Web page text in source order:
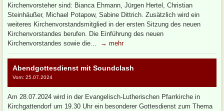
Kirchenvorsteher sind: Bianca Ehmann, Jürgen Hertel, Christian
Steinhäußer, Michael Potapow, Sabine Dittrich. Zusätzlich wird ein
weiteres Kirchenvorstandsmitglied in der ersten Sitzung des neuen
Kirchenvorstandes berufen. Die Einführung des neuen
Kirchenvorstandes sowie die...
→ mehr
Abendgottesdienst mit Soundclash
Vom: 25.07.2024
Am 28.07.2024 wird in der Evangelisch-Lutherischen Pfarrkirche in
Kirchgattendorf um 19.30 Uhr ein besonderer Gottesdienst zum Thema